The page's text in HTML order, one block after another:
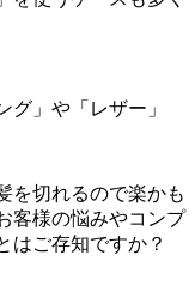
」や「レザー」
を切れるので楽かも
客様の悩みやコンプ
はご存知ですか？